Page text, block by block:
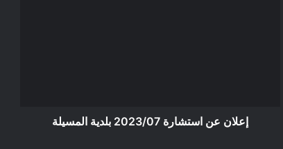
إعلان عن استشارة 2023/07 بلدية المسيلة